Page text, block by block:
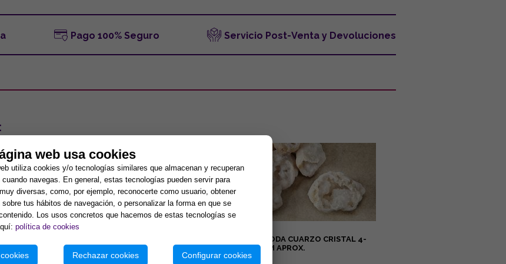
Pago 100% Seguro Servicio Post-Venta y Devoluciones
Y PUNTA MINERAL
SURTIDOS)
BRUTO ENVUELTO EN
ALAMBRE 2X3CM
GEODA CUARZO CRISTAL 4-
6CM APROX.
web usa cookies
utiliza cookies y/o tecnologías similares que almacenan y recuperan
cuando navegas. En general, estas tecnologías pueden servir para
diversas, como, por ejemplo, reconocerte como usuario, obtener
sobre tus hábitos de navegación, o personalizar la forma en que se
Los usos concretos que hacemos de estas tecnologías se
política de cookies
Rechazar cookies Configurar cookies